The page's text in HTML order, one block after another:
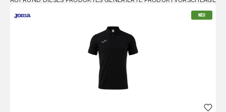
NEU